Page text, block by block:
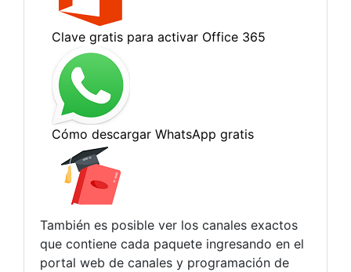
También es posible ver los canales exactos
que contiene cada paquete ingresando en el
portal web de canales y programación de